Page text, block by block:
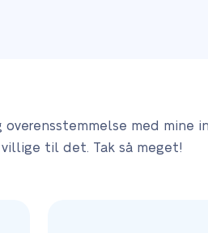
med mine
til det. Tak så meget!